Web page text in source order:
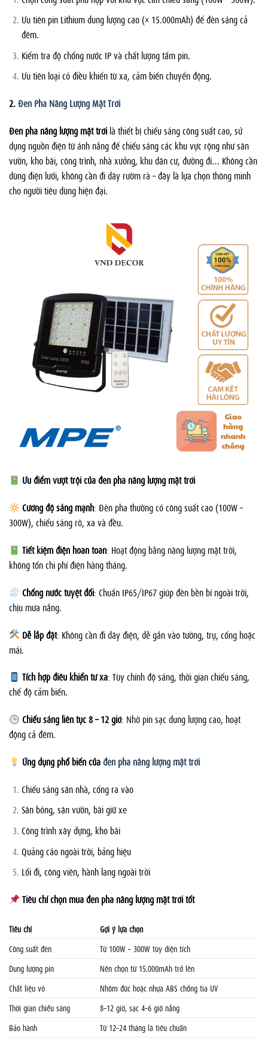
Ưu tiên pin Lithium dung lượng cao (≥ 15.000mAh) để đèn sáng cả
đêm.
Kiểm tra độ chống nước IP và chất lượng tấm pin.
Ưu tiên loại có điều khiển từ xa, cảm biến chuyển động.
2.Đèn Pha Năng Lượng Mặt Trời
Đèn pha năng lượng mặt trời là thiết bị chiếu sáng công suất cao, sử
dụng nguồn điện từ ánh nắng để chiếu sáng các khu vực rộng như sân
vườn, kho bãi, công trình, nhà xưởng, khu dân cư, đường đi… Không cần
dùng điện lưới, không cần đi dây rườm rà – đây là lựa chọn thông minh
cho người tiêu dùng hiện đại.
Ưu điểm vượt trội của đèn pha năng lượng mặt trời
Cường độ sáng mạnh: Đèn pha thường có công suất cao (100W –
300W), chiếu sáng rõ, xa và đều.
Tiết kiệm điện hoàn toàn: Hoạt động bằng năng lượng mặt trời,
không tốn chi phí điện hàng tháng.
Chống nước tuyệt đối: Chuẩn IP65/IP67 giúp đèn bền bỉ ngoài trời,
chịu mưa nắng.
Dễ lắp đặt: Không cần đi dây điện, dễ gắn vào tường, trụ, cổng hoặc
mái.
Tích hợp điều khiển từ xa: Tùy chỉnh độ sáng, thời gian chiếu sáng,
chế độ cảm biến.
Chiếu sáng liên tục 8 – 12 giờ: Nhờ pin sạc dung lượng cao, hoạt
động cả đêm.
Ứng dụng phổ biến củađèn pha năng lượng mặt trời
Chiếu sáng sân nhà, cổng ra vào
Sân bóng, sân vườn, bãi giữ xe
Công trình xây dựng, kho bãi
Quảng cáo ngoài trời, bảng hiệu
Lối đi, công viên, hành lang ngoài trời
Tiêu chí chọn mua đèn pha năng lượng mặt trời tốt
Tiêu chí
Gợi ý lựa chọn
Công suất đèn
Từ 100W – 300W tùy diện tích
Dung lượng pin
Nên chọn từ 15.000mAh trở lên
Chất liệu vỏ
Nhôm đúc hoặc nhựa ABS chống tia UV
Thời gian chiếu sáng
8–12 giờ, sạc 4–6 giờ nắng
Bảo hành
Từ 12–24 tháng là tiêu chuẩn